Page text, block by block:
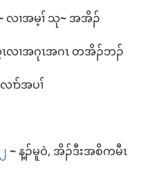
လၢ​အမ့ၢ် သု~အ​အိၣ်
လၢ​အဂုၤ​အဂၤ တအိၣ်​ဘၣ်
ၢာ်​အပၢ်
~န့ၣ်​မူ​ဝဲ, အိၣ်ဒီး​အစိကမီၤ